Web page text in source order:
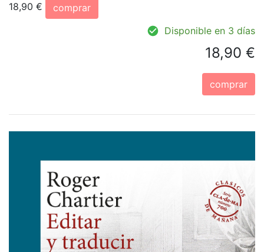
18,90 €
comprar
Disponible en 3 días
18,90 €
comprar